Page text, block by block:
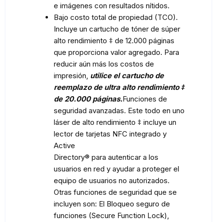
e imágenes con resultados nítidos.
Bajo costo total de propiedad (TCO).
Incluye un cartucho de tóner de súper
alto rendimiento ‡ de 12.000 páginas
que proporciona valor agregado. Para
reducir aún más los costos de
impresión, utilice el cartucho de
reemplazo de ultra alto rendimiento ‡
de 20.000 páginas.Funciones de
seguridad avanzadas. Este todo en uno
láser de alto rendimiento ‡ incluye un
lector de tarjetas NFC integrado y
Active
Directory® para autenticar a los
usuarios en red y ayudar a proteger el
equipo de usuarios no autorizados.
Otras funciones de seguridad que se
incluyen son: El Bloqueo seguro de
funciones (Secure Function Lock),